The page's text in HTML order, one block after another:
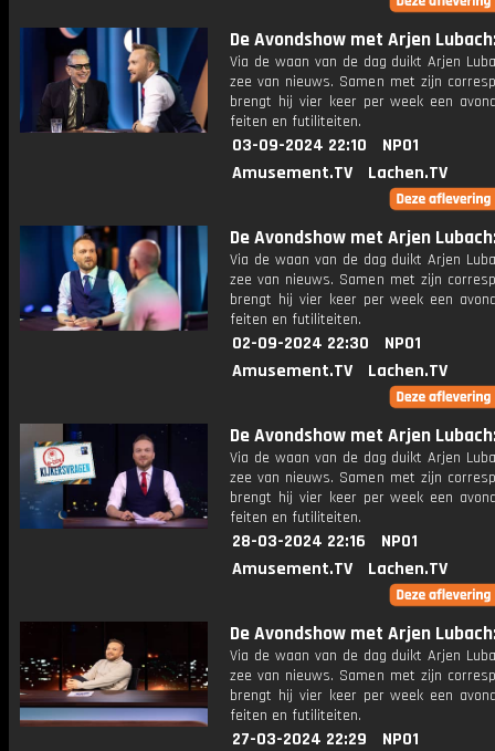
De Avondshow met Arjen
Via de waan van de dag duikt Arjen
zee van nieuws. Samen met zijn
brengt hij vier keer per week een
feiten en futiliteiten.
03-09-2024 22:10
NPO1
Amusement.TV
Lachen.TV
De Avondshow met Arjen
Via de waan van de dag duikt Arjen
zee van nieuws. Samen met zijn
brengt hij vier keer per week een
feiten en futiliteiten.
02-09-2024 22:30
NPO1
Amusement.TV
Lachen.TV
De Avondshow met Arjen
Via de waan van de dag duikt Arjen
zee van nieuws. Samen met zijn
brengt hij vier keer per week een
feiten en futiliteiten.
28-03-2024 22:16
NPO1
Amusement.TV
Lachen.TV
De Avondshow met Arjen
Via de waan van de dag duikt Arjen
zee van nieuws. Samen met zijn
brengt hij vier keer per week een
feiten en futiliteiten.
27-03-2024 22:29 NPO1